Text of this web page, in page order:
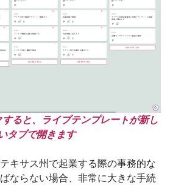
ると、ライブテンプレートが新し
タブで開きます
キサス州で起業する際の事務的な
ならない場合、非常に大きな手続